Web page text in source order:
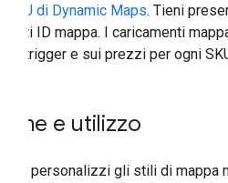
SKU di Dynamic Maps. Tieni
ID mappa. I caricamenti
sui trigger e sui prezzi per ogni
e utilizzo
personalizzi gli stili di